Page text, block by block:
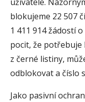
blokujeme 22 507
1 411 914 žádostí
pocit, že potřebuje
z černé listiny,
odblokovat a číslo
Jako pasivní